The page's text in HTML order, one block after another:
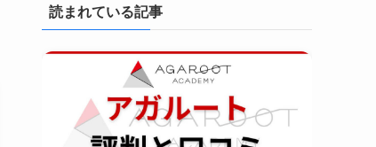
読まれている記事